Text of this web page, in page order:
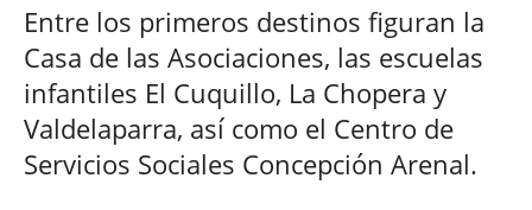
Entre los primeros destinos figuran la
Casa de las Asociaciones, las escuelas
infantiles El Cuquillo, La Chopera y
Valdelaparra, así como el Centro de
Servicios Sociales Concepción Arenal.